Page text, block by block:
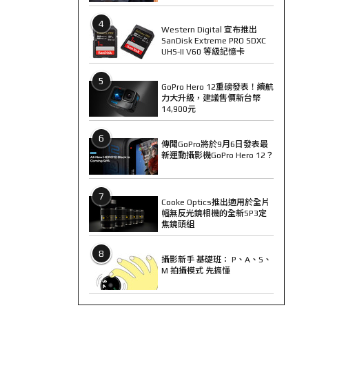
4
Western Digital 宣布推出
SanDisk Extreme PRO SDXC
UHS-II V60 等級記憶卡
5
GoPro Hero 12重磅發表！續航
力大升級，建議售價新台幣
14,900元
6
傳聞GoPro將於9月6日發表最
新運動攝影機GoPro Hero 12？
7
Cooke Optics推出適用於全片
幅無反光鏡相機的全新SP3定
焦鏡頭組
8
攝影新手 基礎班： P、A、S、
M 拍攝模式 先搞懂